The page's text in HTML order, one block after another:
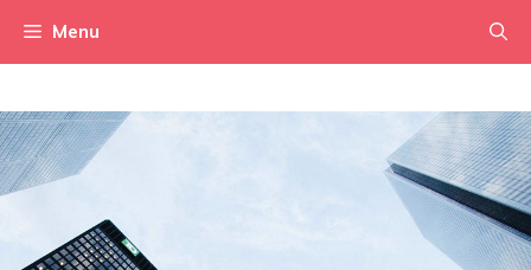
Menu